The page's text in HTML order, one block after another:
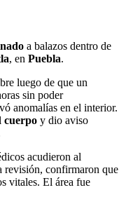
a balazos dentro de
, en Puebla.
luego de que un
sin poder
anomalías en el interior.
cuerpo y dio aviso
acudieron al
revisión, confirmaron que
vitales. El área fue